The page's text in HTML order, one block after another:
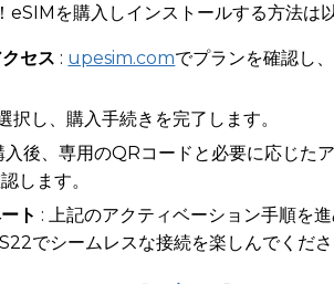
を購入しインストールする方法は
セス : upesim.comでプランを確認し
択し、購入手続きを完了します。
後、専用のQRコードと必要に応じた
します。
ト : 上記のアクティベーション手順を
でシームレスな接続を楽しんでくださ